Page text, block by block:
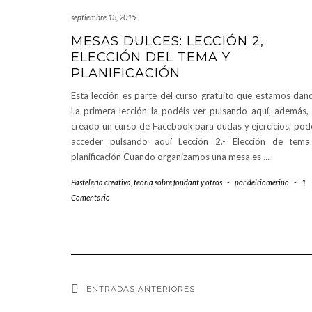
septiembre 13, 2015
MESAS DULCES: LECCIÓN 2,
ELECCIÓN DEL TEMA Y
PLANIFICACIÓN
Esta lección es parte del curso gratuito que estamos
La primera lección la podéis ver pulsando aquí, además,
creado un curso de Facebook para dudas y ejercicios,
acceder pulsando aquí Lección 2.- Elección de
planificación Cuando organizamos una mesa es …
Pastelería creativa teoría sobre fondant y otros - pordelriomerino -
1
Comentario
ENTRADAS ANTERIORES